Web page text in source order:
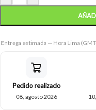
Entrega estimada — Hora Lima
Pedido realizado
08, agosto 2026